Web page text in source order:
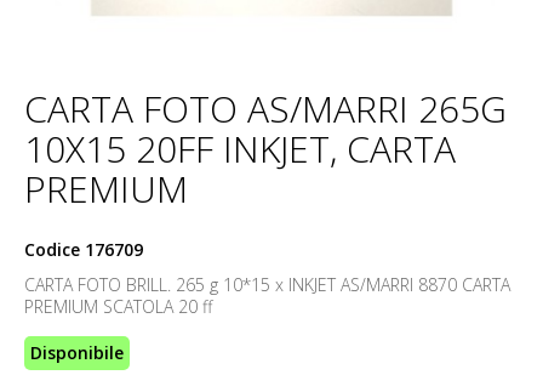
CARTA FOTO AS/MARRI 265G
10X15 20FF INKJET, CARTA
PREMIUM
Codice 176709
CARTA FOTO BRILL. 265 g 10*15 x INKJET AS/MARRI 8870 CARTA
PREMIUM SCATOLA 20 ff
Disponibile